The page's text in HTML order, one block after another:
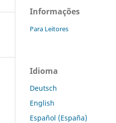
Informações
Para Leitores
Idioma
Deutsch
English
Español (España)